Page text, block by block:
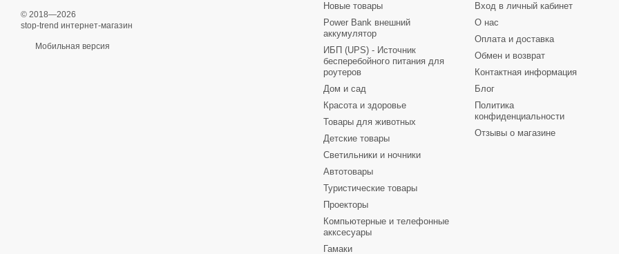
© 2018—2026
stop-trend интернет-магазин
Мобильная версия
Новые товары
Power Bank внешний
аккумулятор
ИБП (UPS) - Источник
бесперебойного питания для
роутеров
Дом и сад
Красота и здоровье
Товары для животных
Детские товары
Светильники и ночники
Автотовары
Туристические товары
Проекторы
Компьютерные и телефонные
акксесуары
Гамаки
Вход в личный кабинет
О нас
Оплата и доставка
Обмен и возврат
Контактная информация
Блог
Политика
конфиденциальности
Отзывы о магазине